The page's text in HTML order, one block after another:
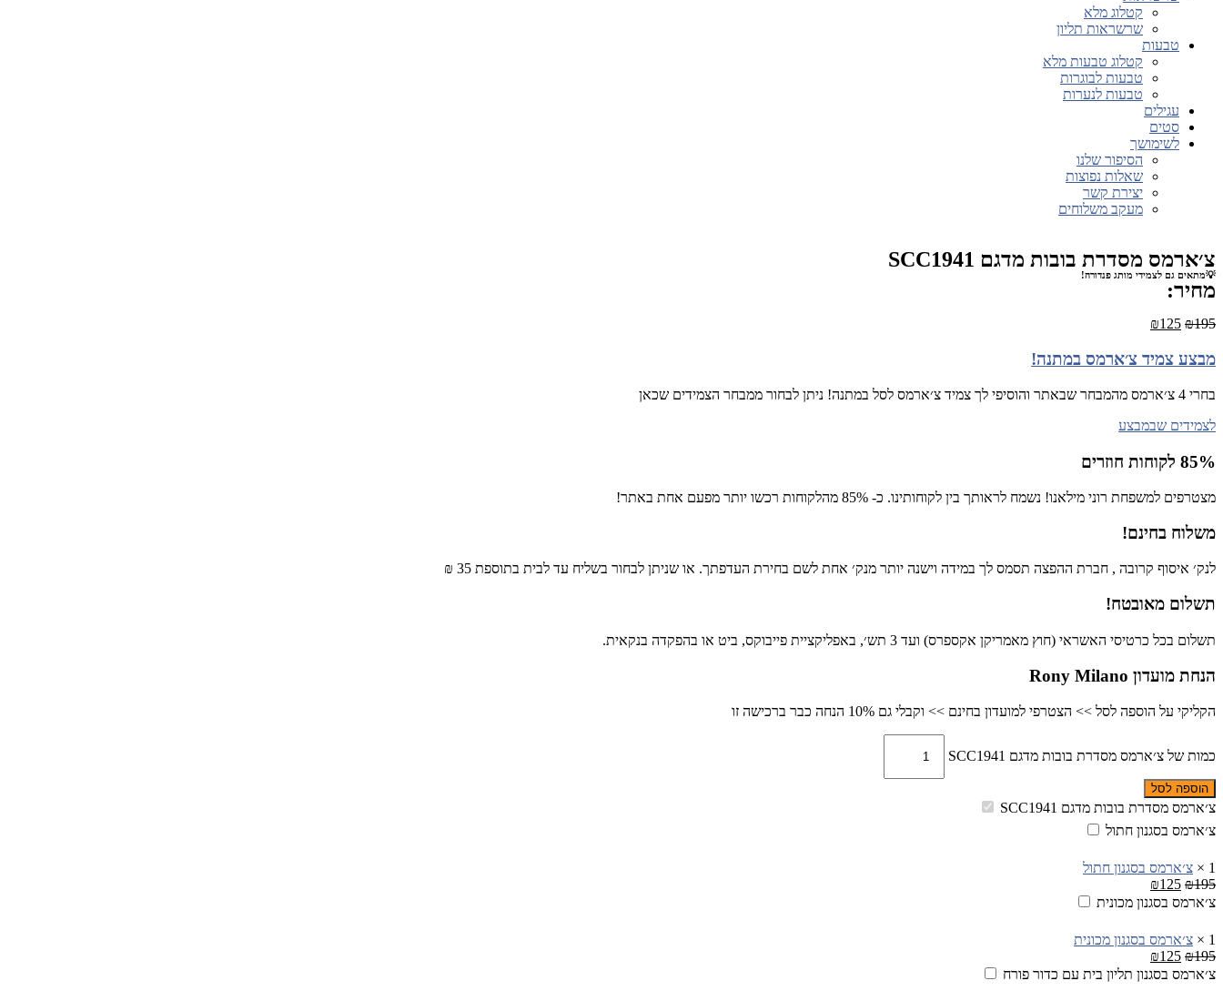
קטלוג מלא
שרשראות תליון
טבעות
קטלוג טבעות מלא
טבעות לבוגרות
טבעות לנערות
עגילים
סטים
לשימושך
הסיפור שלנו
שאלות נפוצות
יצירת קשר
מעקב משלוחים
צ׳ארמס מסדרת בובות מדגם SCC1941
💡מתאים גם לצמידי מותג פנדורה!
מחיר:
₪195
₪125
מבצע צמיד צ׳ארמס במתנה!
בחרי 4 צ׳ארמס מהמבחר שבאתר והוסיפי לך צמיד צ׳ארמס לסל במתנה! ניתן לבחור ממבחר הצמידים שכאן
לצמידים שבמבצע
85% לקוחות חוזרים
מצטרפים למשפחת רוני מילאנו! נשמח לראותך בין לקוחותינו. כ- 85% מהלקוחות רכשו יותר מפעם אחת באתר!
משלוח בחינם!
לנק׳ איסוף קרובה , חברת ההפצה תסמס לך במידה וישנה יותר מנק׳ אחת לשם בחירת העדפתך. או שניתן לבחור בשליח עד לבית בתוספת 35 ₪
תשלום מאובטח!
תשלום בכל כרטיסי האשראי (חוץ מאמריקן אקספרס) ועד 3 תש׳, באפליקציית פייבוקס, ביט או בהפקדה בנקאית.
הנחת מועדון Rony Milano
הקליקי על הוספה לסל >> הצטרפי למועדון בחינם >> וקבלי גם 10% הנחה כבר ברכישה זו
כמות של צ׳ארמס מסדרת בובות מדגם SCC1941
הוספה לסל
צ׳ארמס מסדרת בובות מדגם SCC1941
צ׳ארמס בסגנון חתול
1
× צ׳ארמס בסגנון חתול
₪195
₪125
צ׳ארמס בסגנון מכונית
1
× צ׳ארמס בסגנון מכונית
₪195
₪125
צ׳ארמס בסגנון תליון בית עם כדור פורח